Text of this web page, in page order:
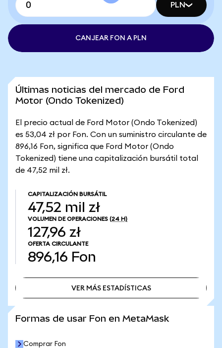
PLN
CANJEAR FON A PLN
Últimas noticias del mercado de Ford
Motor (Ondo Tokenized)
El precio actual de Ford Motor (Ondo Tokenized)
es 53,04 zł por Fon. Con un suministro circulante de
896,16 Fon, significa que Ford Motor (Ondo
Tokenized) tiene una capitalización bursátil total
de 47,52 mil zł.
CAPITALIZACIÓN BURSÁTIL
47,52 mil zł
VOLUMEN DE OPERACIONES (24 H)
127,96 zł
OFERTA CIRCULANTE
896,16 Fon
VER MÁS ESTADÍSTICAS
Formas de usar Fon en MetaMask
Comprar Fon